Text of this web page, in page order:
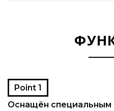
Point 1
Оснащён специальным